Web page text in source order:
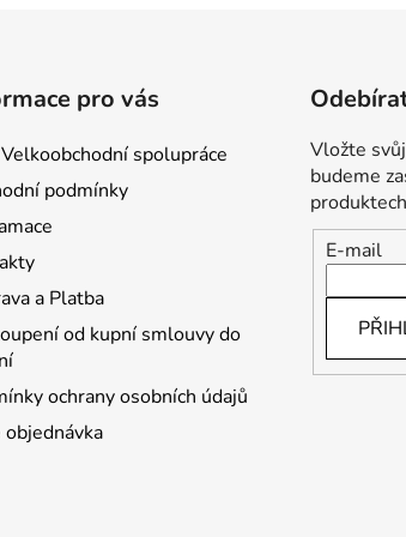
pro vás
spolupráce
podmínky
a Platba
od kupní smlouvy do
ochrany osobních údajů
objednávka
Vložte
budeme
E-mail